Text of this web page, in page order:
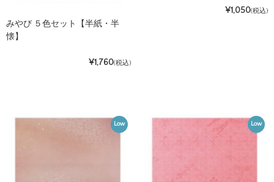
みやび ５色セット【半紙・半
懐】
¥1,760(税込)
¥1,050(税込)
Low Low